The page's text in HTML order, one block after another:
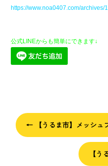
https://www.noa0407.com/archives/
公式LINEからも簡単にできます↓
← 【うるま市】メッシュ
【う